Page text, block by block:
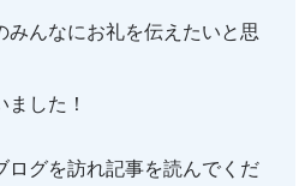
みんなにお礼を伝えたいと思
した！
ログを訪れ記事を読んでくだ